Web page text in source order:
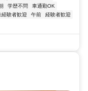
学歴不問
車通勤OK
経験者歓迎 午前
経験者歓迎